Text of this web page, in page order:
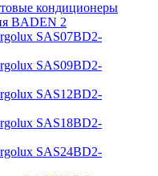
кондиционеры
BADEN 2
SAS07BD2-
SAS09BD2-
SAS12BD2-
SAS18BD2-
SAS24BD2-